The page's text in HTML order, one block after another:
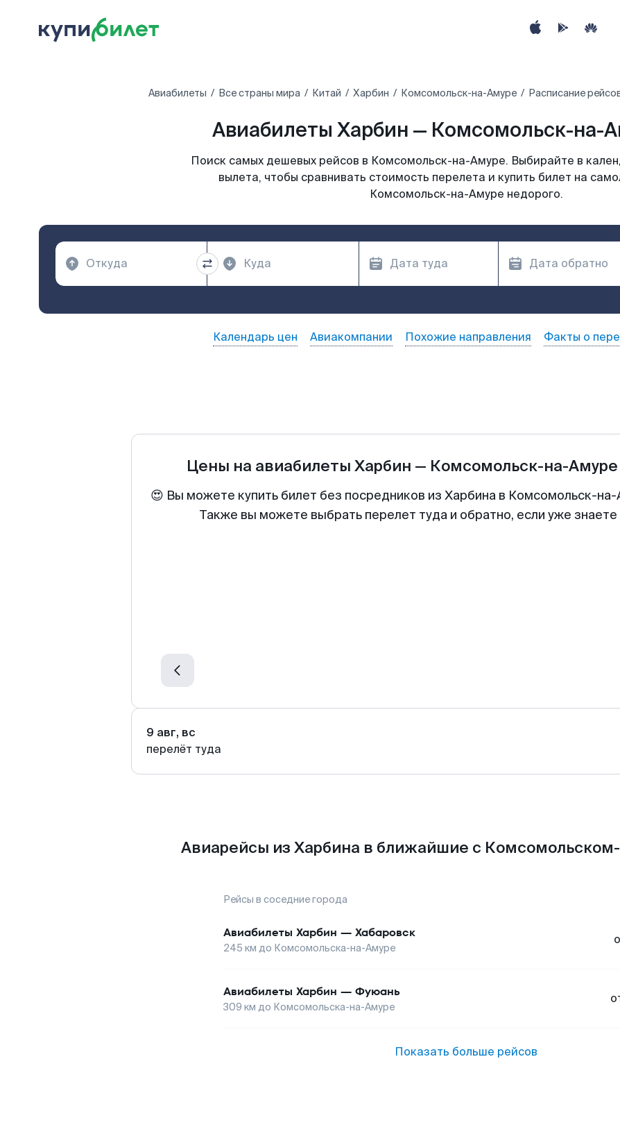
Авиабилеты Все страны мира Китай Харбин Комсомольск-на-Амуре Расписание
Авиабилеты Харбин — Комсомольск-на-
Поиск самых дешевых рейсов в Комсомольск-на-Амуре. Выбирайте в
вылета, чтобы сравнивать стоимость перелета и купить билет на
Комсомольск-на-Амуре недорого.
Календарь цен Авиакомпании Похожие направления Факты о
Цены на авиабилеты Харбин — Комсомольск-на-Амуре
😍 Вы можете купить билет без посредников из Харбина в Комсомольск-
Также вы можете выбрать перелет туда и обратно, если уже
9 авг, вс
перелёт туда
Авиарейсы из Харбина в ближайшие с
Рейсы в соседние города
Авиабилеты Харбин — Хабаровск
245 км до Комсомольска-на-Амуре
Авиабилеты Харбин — Фуюань
309 км до Комсомольска-на-Амуре
Показать больше рейсов